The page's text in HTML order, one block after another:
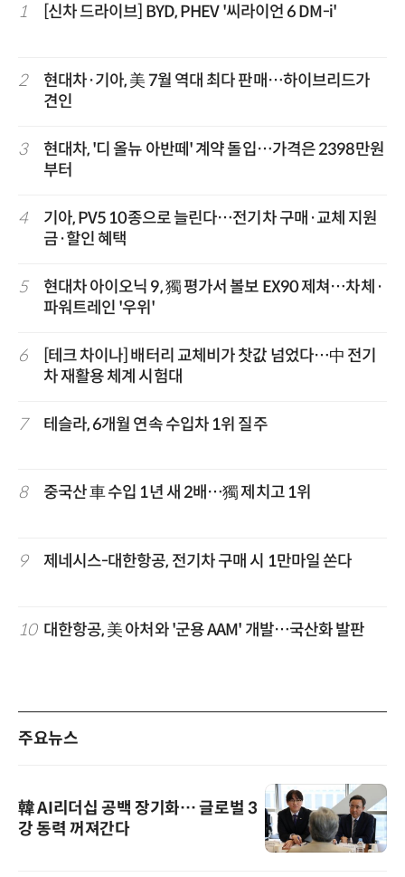
1 [신차 드라이브] BYD, PHEV '씨라이언 6 DM-i'
2
현대차·기아, 美 7월 역대 최다 판매…하이브리드가
견인
3
현대차, '디 올뉴 아반떼' 계약 돌입…가격은 2398만원
부터
4
기아, PV5 10종으로 늘린다…전기차 구매·교체 지원
금·할인 혜택
5
현대차 아이오닉 9, 獨 평가서 볼보 EX90 제쳐…차체·
파워트레인 '우위'
6
[테크 차이나] 배터리 교체비가 찻값 넘었다…中 전기
차 재활용 체계 시험대
7 테슬라, 6개월 연속 수입차 1위 질주
8 중국산 車 수입 1년 새 2배…獨 제치고 1위
9 제네시스-대한항공, 전기차 구매 시 1만마일 쏜다
10 대한항공, 美 아처와 '군용 AAM' 개발…국산화 발판
주요뉴스
韓 AI리더십 공백 장기화… 글로벌 3
강 동력 꺼져간다